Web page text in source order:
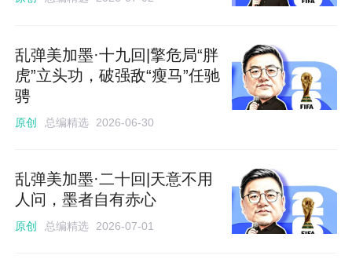
乱弹美加墨·十九回|擎危局“胖
虎”立头功，破强敌“瘦马”任驰
骋
原创 总编精选 2026-06-30
乱弹美加墨·二十回|天意不用
人问，墨者自有赤心
原创 总编精选 2026-07-01